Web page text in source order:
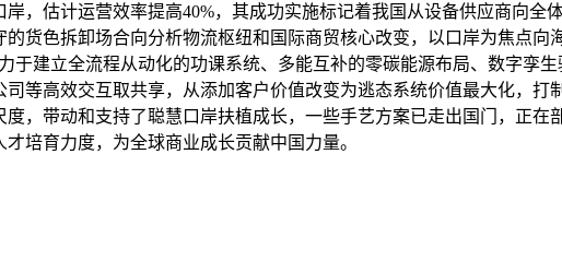
，估计运营效率提高40%，其成功实施标记着我国从设备供应商向全
货色拆卸场合向分析物流枢纽和国际商贸核心改变，以口岸为焦点向
建立全流程从动化的功课系统、多能互补的零碳能源布局、数字孪
等高效交互取共享，从添加客户价值改变为逃态系统价值最大化，打
，带动和支持了聪慧口岸扶植成长，一些手艺方案已走出国门，正在
培育力度，为全球商业成长贡献中国力量。